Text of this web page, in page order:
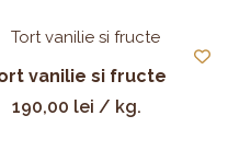
vanilie si fructe
190,00 lei / kg.